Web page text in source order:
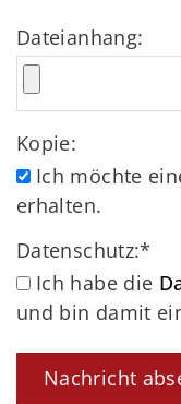
Dateianhang:
Kopie:
Ich möchte
erhalten.
Datenschutz:*
Ich habe die
und bin damit